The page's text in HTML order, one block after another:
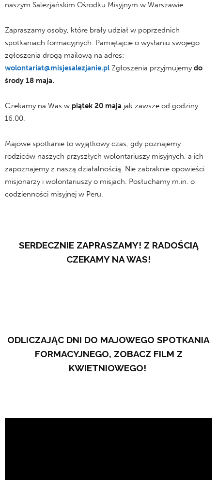
naszym Salezjańskim Ośrodku Misyjnym w Warszawie.
Zapraszamy osoby, które brały udział w poprzednich
spotkaniach formacyjnych. Pamiętajcie o wysłaniu swojego
zgłoszenia drogą mailową na adres:
wolontariat@misjesalezjanie.pl Zgłoszenia przyjmujemydo
środy 18 maja.
Czekamy na Was w piątek 20 maja jak zawsze od godziny
16.00.
Majowe spotkanie to wyjątkowy czas, gdy poznajemy
rodziców naszych przyszłych wolontariuszy misyjnych, a ich
zapoznajemy z naszą działalnością. Nie zabraknie opowieści
misjonarzy i wolontariuszy o misjach. Posłuchamy m.in. o
codzienności misyjnej w Peru.
SERDECZNIE ZAPRASZAMY! Z RADOŚCIĄ
CZEKAMY NA WAS!
ODLICZAJĄC DNI DO MAJOWEGO SPOTKANIA
FORMACYJNEGO, ZOBACZ FILM Z
KWIETNIOWEGO!